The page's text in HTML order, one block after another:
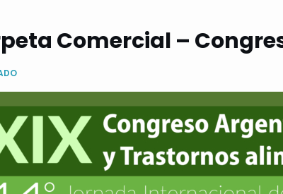
Comercial –